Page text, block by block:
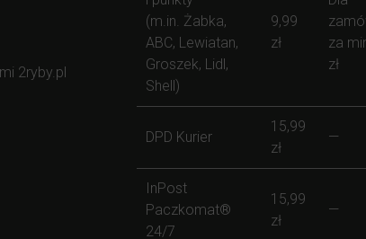
2ryby.pl
(m.in. Żabka,
ABC, Lewiatan,
Groszek, Lidl,
Shell)
9,99
zł
za
zł
DPD Kurier
15,99
zł
—
InPost
Paczkomat®
24/7
15,99
zł
—